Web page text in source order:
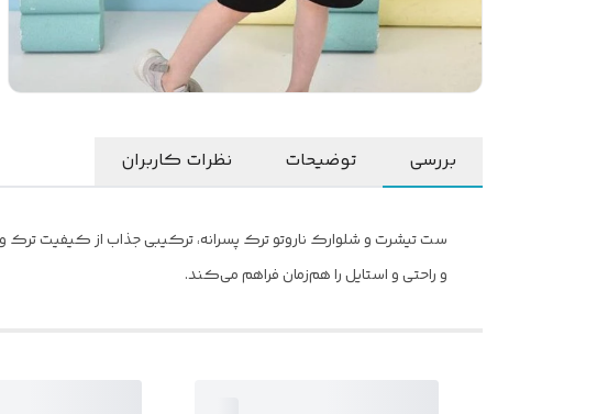
بررسی توضیحات نظرات کاربران
ست تیشرت و شلوارک ناروتو ترک پسرانه، ترکیبی جذاب از کیفیت
و راحتی و استایل را هم‌زمان فراهم می‌کند.